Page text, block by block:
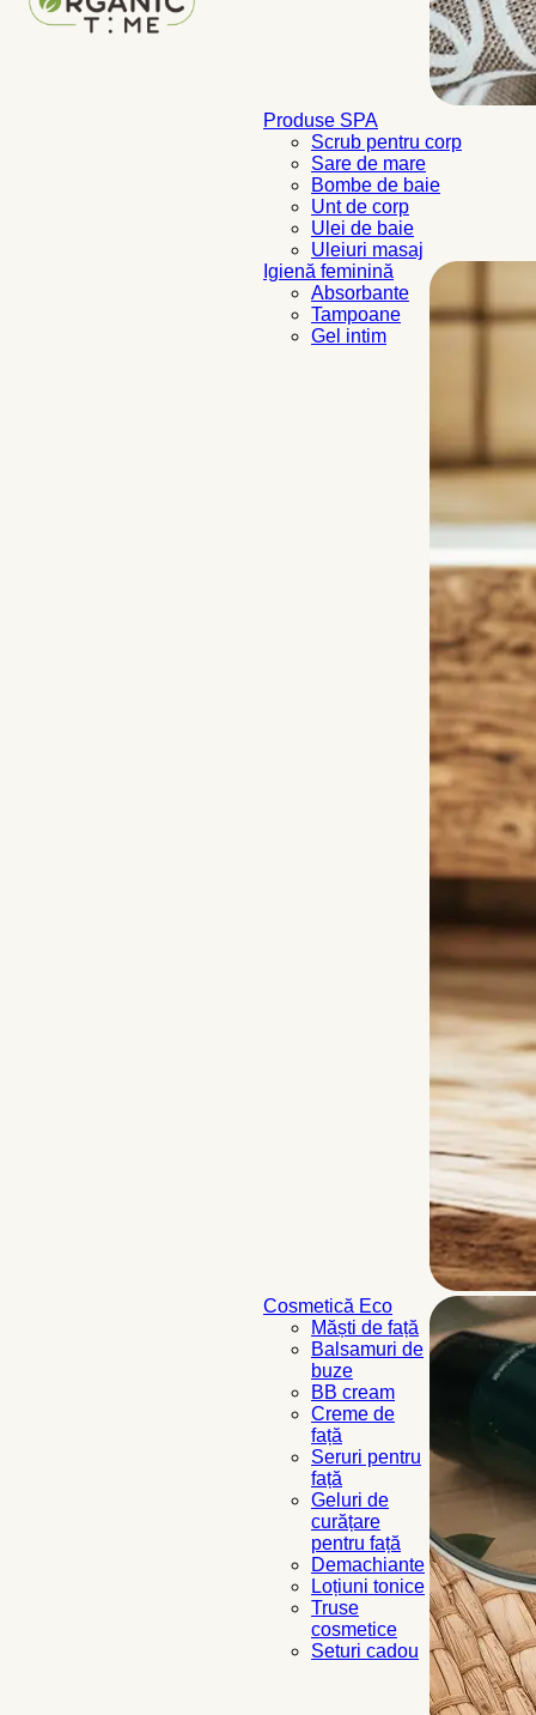
Produse SPA
Scrub pentru corp
Sare de mare
Bombe de baie
Unt de corp
Ulei de baie
Uleiuri masaj
Igienă feminină
Absorbante
Tampoane
Gel intim
Cosmetică Eco
Măști de față
Balsamuri de
buze
BB cream
Creme de
față
Seruri pentru
față
Geluri de
curățare
pentru față
Demachiante
Loțiuni tonice
Truse
cosmetice
Seturi cadou